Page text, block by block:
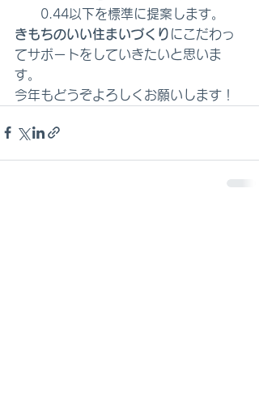
0.44以下を標準に提案します。
きもちのいい住まいづくり にこだわっ
てサポートをしていきたいと思いま
す。
今年もどうぞよろしくお願いします！